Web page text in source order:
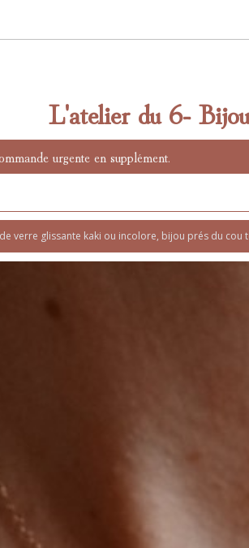
L'atelier du 6-
urgente en supplément.
verre glissante kaki ou incolore, bijou prés du cou